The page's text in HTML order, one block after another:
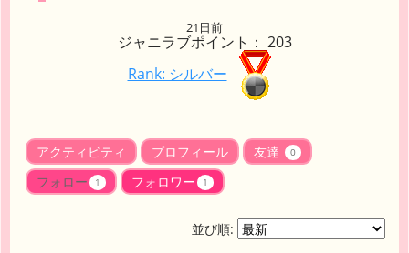
21日前
ジャニラブポイント： 203
Rank: シルバー
アクティビティ プロフィール 友達 0
フォロー 1 フォロワー 1
並び順: